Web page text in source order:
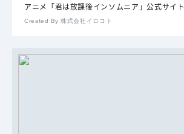
アニメ「君は放課後インソムニア」公式サイト
Created By 株式会社イロコト